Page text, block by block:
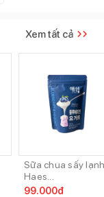
Xem tất cả
Sữa chua sấy
Haes...
99.000đ